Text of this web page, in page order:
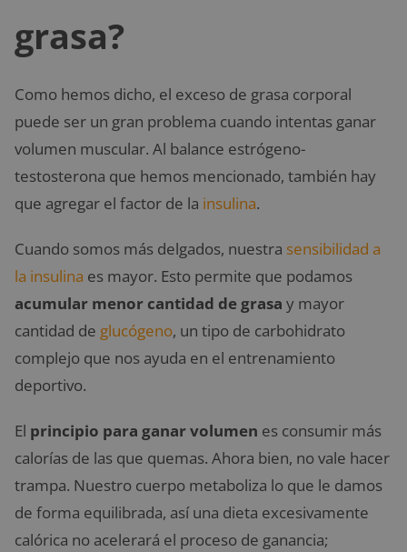
grasa?
Como hemos dicho, el exceso de grasa corporal
puede ser un gran problema cuando intentas ganar
volumen muscular. Al balance estrógeno-
testosterona que hemos mencionado, también hay
que agregar el factor de la insulina.
Cuando somos más delgados, nuestra sensibilidad a
la insulina es mayor. Esto permite que podamos
acumular menor cantidad de grasa y mayor
cantidad de glucógeno, un tipo de carbohidrato
complejo que nos ayuda en el entrenamiento
deportivo.
El principio para ganar volumen es consumir más
calorías de las que quemas. Ahora bien, no vale hacer
trampa. Nuestro cuerpo metaboliza lo que le damos
de forma equilibrada, así una dieta excesivamente
calórica no acelerará el proceso de ganancia;